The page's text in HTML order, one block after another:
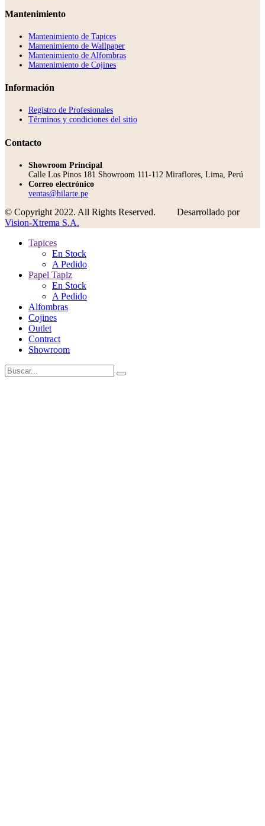
Mantenimiento
Mantenimiento de Tapices
Mantenimiento de Wallpaper
Mantenimiento de Alfombras
Mantenimiento de Cojines
Información
Registro de Profesionales
Términos y condiciones del sitio
Contacto
Showroom Principal
Calle Los Pinos 181 Showroom 111-112 Miraflores, Lima, Perú
Correo electrónico
ventas@hilarte.pe
© Copyright 2022. All Rights Reserved.
Desarrollado por
Vision-Xtrema S.A.
Tapices
En Stock
A Pedido
Papel Tapiz
En Stock
A Pedido
Alfombras
Cojines
Outlet
Contract
Showroom